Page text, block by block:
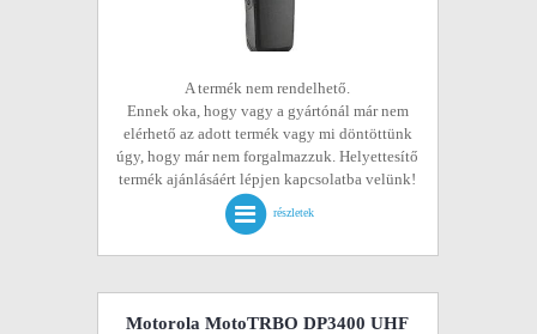
A termék nem rendelhető.
Ennek oka, hogy vagy a gyártónál már nem
elérhető az adott termék vagy mi döntöttünk
úgy, hogy már nem forgalmazzuk. Helyettesítő
termék ajánlásáért lépjen kapcsolatba velünk!
részletek
Motorola MotoTRBO DP3400 UHF